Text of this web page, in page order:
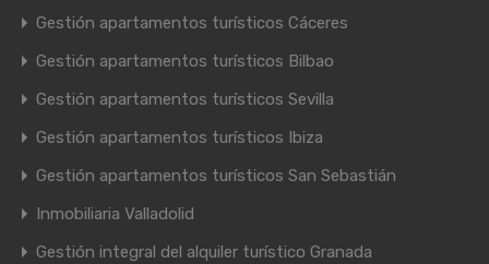
Gestión apartamentos turísticos Cáceres
Gestión apartamentos turísticos Bilbao
Gestión apartamentos turísticos Sevilla
Gestión apartamentos turísticos Ibiza
Gestión apartamentos turísticos San Sebastián
Inmobiliaria Valladolid
Gestión integral del alquiler turístico Granada